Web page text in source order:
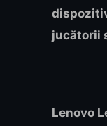
jucătorii
Lenovo